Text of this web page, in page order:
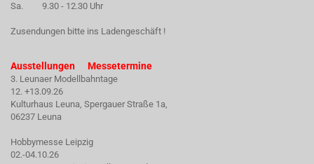
Sa. 9.30 - 12.30 Uhr
Zusendungen bitte ins Ladengeschäft !
Ausstellungen Messetermine
3. Leunaer Modellbahntage
12. +13.09.26
Kulturhaus Leuna, Spergauer Straße 1a,
06237 Leuna
Hobbymesse Leipzig
02.-04.10.26